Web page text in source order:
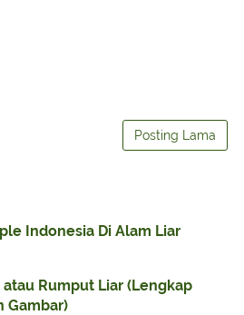
Posting Lama
Indonesia Di Alam Liar
Rumput Liar (Lengkap
Gambar)